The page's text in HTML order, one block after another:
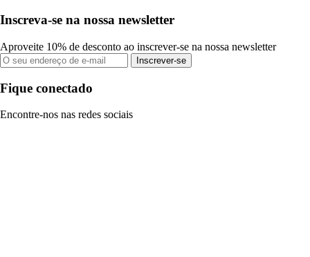
Inscreva-se na nossa newsletter
Aproveite 10% de desconto ao inscrever-se na nossa newsletter
Inscrever-se
Fique conectado
Encontre-nos nas redes sociais